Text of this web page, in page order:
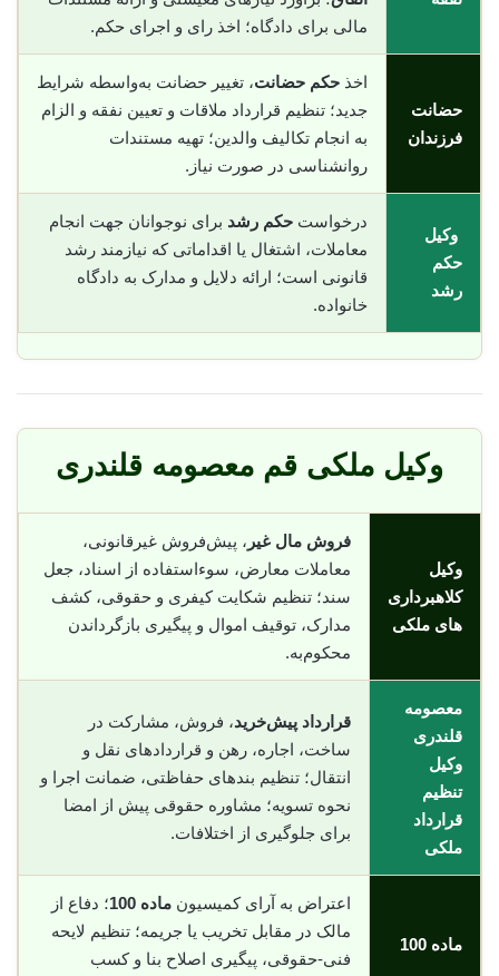
مالی برای دادگاه؛ اخذ رای و اجرای حکم.
حضانت
فرزندان
اخذ حکم حضانت، تغییر حضانت به‌واسطه شرایط
جدید؛ تنظیم قرارداد ملاقات و تعیین نفقه و الزام
به انجام تکالیف والدین؛ تهیه مستندات
روانشناسی در صورت نیاز.
وکیل
حکم
رشد
درخواست حکم رشد برای نوجوانان جهت انجام
معاملات، اشتغال یا اقداماتی که نیازمند رشد
قانونی است؛ ارائه دلایل و مدارک به دادگاه
خانواده.
وکیل ملکی قم معصومه قلندری
وکیل
کلاهبرداری
های ملکی
فروش مال غیر ، پیش‌فروش غیرقانونی،
معاملات معارض، سوء‌استفاده از اسناد، جعل
سند؛ تنظیم شکایت کیفری و حقوقی، کشف
مدارک، توقیف اموال و پیگیری بازگرداندن
محکوم‌به.
معصومه
قلندری
وکیل
تنظیم
قرارداد
ملکی
قرارداد پیش‌خرید، فروش، مشارکت در
ساخت، اجاره، رهن و قراردادهای نقل و
انتقال؛ تنظیم بندهای حفاظتی، ضمانت اجرا و
نحوه تسویه؛ مشاوره حقوقی پیش از امضا
برای جلوگیری از اختلافات.
ماده 100
اعتراض به آرای کمیسیون ماده 100
؛ دفاع از
مالک در مقابل تخریب یا جریمه؛ تنظیم لایحه
فنی-حقوقی، پیگیری اصلاح بنا و کسب